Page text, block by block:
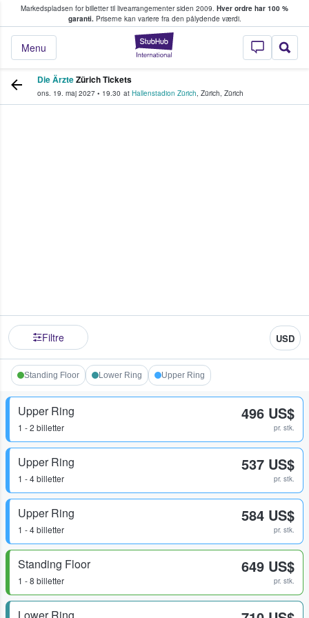
Markedspladsen for billetter til livearrangementer siden 2009. Hver ordre har 100 %
garanti.Priserne kan variere fra den pålydende værdi.
StubHub - Hvor
Menu
køber og sælger billetter
Die ÄrzteZürich Tickets
ons. 19. maj 2027 • 19.30 at Hallenstadion Zürich, Zürich, Zürich
Filtre USD
Standing Floor Lower Ring Upper Ring
Upper Ring
1 - 2 billetter
496 US$
pr. stk.
Upper Ring
1 - 4 billetter
537 US$
pr. stk.
Upper Ring
1 - 4 billetter
584 US$
pr. stk.
Standing Floor
1 - 8 billetter
649 US$
pr. stk.